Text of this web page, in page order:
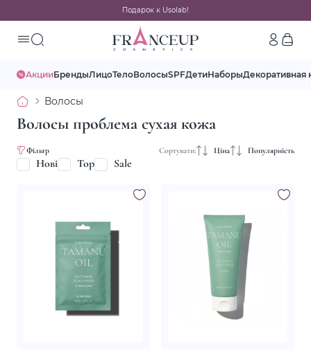
Подарок к Usolab!
АкцииБрендыЛицоТелоВолосыSPFДетиНаборыДекоративная
Волосы
Волосы проблема сухая кожа
Фільтр Сортувати: Ціна Популярність
Нові Top Sale